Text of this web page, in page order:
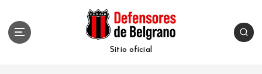
Sitio oficial